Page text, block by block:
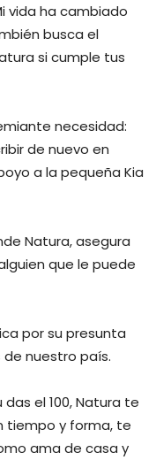
vida ha cambiado
busca el
si cumple tus
necesidad:
de nuevo en
a la pequeña Kia
Natura, asegura
que le puede
por su presunta
nuestro país.
el 100, Natura te
tiempo y forma, te
ama de casa y